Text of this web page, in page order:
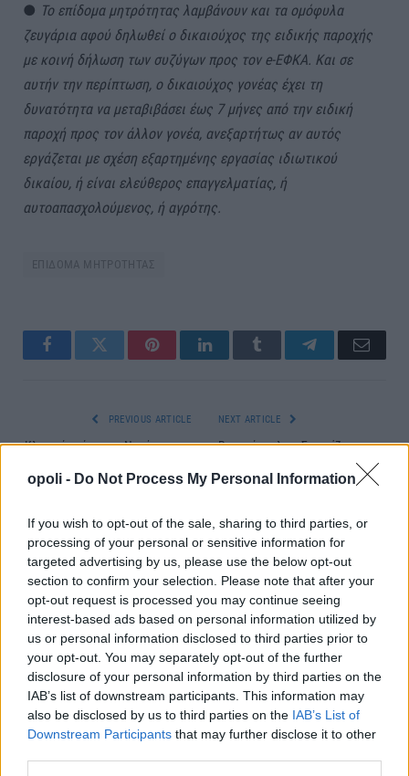
opoli - Do Not Process My Personal Information
If you wish to opt-out of the sale, sharing to third parties, or
processing of your personal or sensitive information for
targeted advertising by us, please use the below opt-out
section to confirm your selection. Please note that after your
opt-out request is processed you may continue seeing
interest-based ads based on personal information utilized by
us or personal information disclosed to third parties prior to
your opt-out. You may separately opt-out of the further
disclosure of your personal information by third parties on the
IAB’s list of downstream participants. This information may
also be disclosed by us to third parties on the IAB’s List of
Downstream Participants that may further disclose it to other
● Το επίδομα μητρότητας λαμβάνουν και τα ομόφυλα
ζευγάρια αφού δηλωθεί ο δικαιούχος της ειδικής παροχής
με κοινή δήλωση των συζύγων προς τον e-ΕΦΚΑ. Και σε
αυτήν την περίπτωση, ο δικαιούχος γονέας έχει τη
δυνατότητα να μεταβιβάσει έως 7 μήνες από την ειδική
παροχή προς τον άλλον γονέα, ανεξαρτήτως αν αυτός
εργάζεται με σχέση εξαρτημένης εργασίας ιδιωτικού
δικαίου, ή είναι ελεύθερος επαγγελματίας, ή
αυτοαπασχολούμενος, ή αγρότης.
ΕΠΙΔΟΜΑ ΜΗΤΡΟΤΗΤΑΣ
FacebookTwitter PinterestLinkedInTumblr TelegramEmail
PREVIOUS ARTICLE
Κλειστό τμήμα της Ναούσης την
NEXT ARTICLE
Βεσυρόπουλος: Συνεχίζεται ο
Φορολογικού μας συστήματος
ΣΧΕΤΙΚΈΣ ΑΝΑΡΤΉΣΕΙΣ